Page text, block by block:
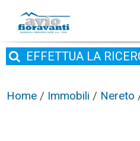
EFFETTUA LA
Home / Immobili / Nereto